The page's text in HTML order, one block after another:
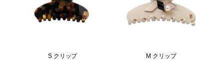
S クリップ M クリップ